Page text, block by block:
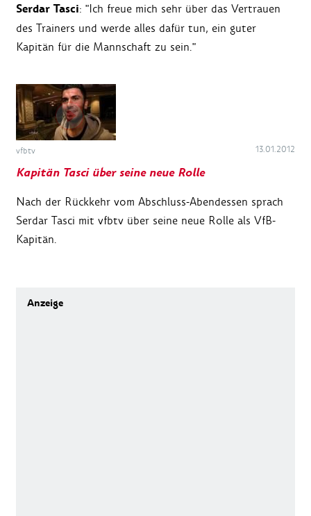
Serdar Tasci: "Ich freue mich sehr über das Vertrauen
des Trainers und werde alles dafür tun, ein guter
Kapitän für die Mannschaft zu sein."
vfbtv 13.01.2012
Kapitän Tasci über seine neue Rolle
Nach der Rückkehr vom Abschluss-Abendessen sprach
Serdar Tasci mit vfbtv über seine neue Rolle als VfB-
Kapitän.